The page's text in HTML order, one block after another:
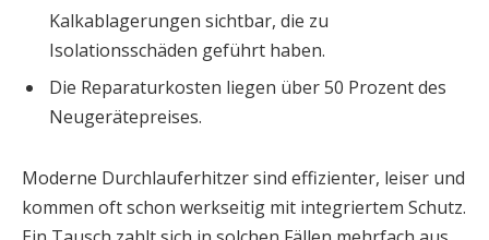
Kalkablagerungen sichtbar, die zu
Isolationsschäden geführt haben.
Die Reparaturkosten liegen über 50 Prozent des
Neugerätepreises.
Moderne Durchlauferhitzer sind effizienter, leiser und
kommen oft schon werkseitig mit integriertem Schutz.